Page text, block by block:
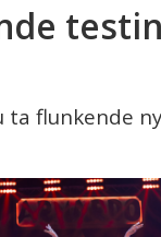
ta flunkende